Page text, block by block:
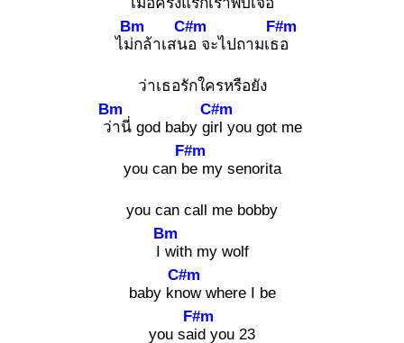
ไม่ก
Bm
ล้าเสนอ
C#m
จะไปถามเธอ
F#m
ว่าเธอรักใครหรือยัง
ว่า
Bm
นี่ god baby girl
C#m
you got me
you can be
F#m
my senorita
you can call me bobby
I w
Bm
ith my wolf
baby kno
C#m
w where I be
you said
F#m
you 23